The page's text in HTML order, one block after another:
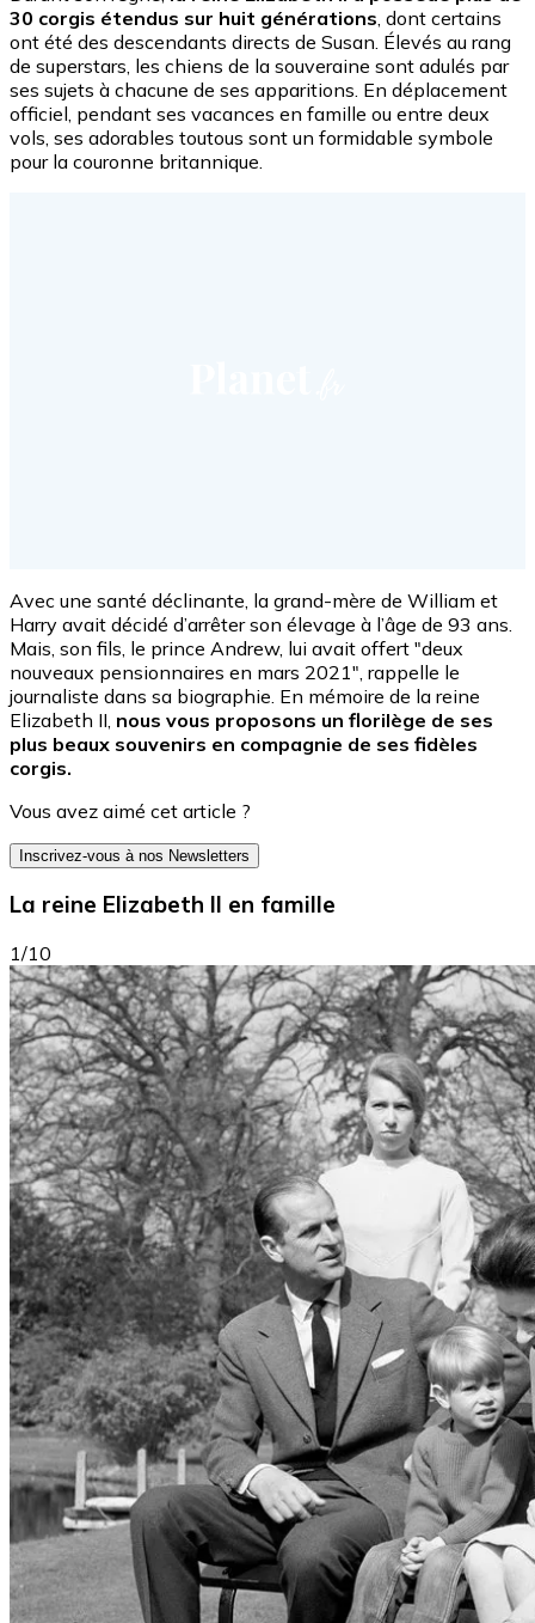
30 corgis étendus sur huit générations , dont certains
ont été des descendants directs de Susan. Élevés au rang
de superstars, les chiens de la souveraine sont adulés par
ses sujets à chacune de ses apparitions. En déplacement
officiel, pendant ses vacances en famille ou entre deux
vols, ses adorables toutous sont un formidable symbole
pour la couronne britannique.
Avec une santé déclinante, la grand-mère de William et
Harry avait décidé d’arrêter son élevage à l’âge de 93 ans.
Mais, son fils, le prince Andrew, lui avait offert "deux
nouveaux pensionnaires en mars 2021", rappelle le
journaliste dans sa biographie. En mémoire de la reine
Elizabeth II, nous vous proposons un florilège de ses
plus beaux souvenirs en compagnie de ses fidèles
corgis.
Vous avez aimé cet article ?
Inscrivez-vous à nos Newsletters
La reine Elizabeth II en famille
1/10